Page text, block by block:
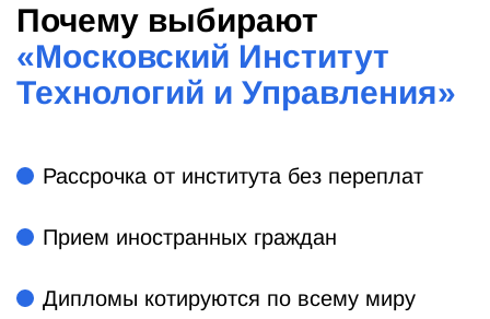
Почему выбирают
«Московский Институт
Технологий и Управления»
Рассрочка от института без переплат
Прием иностранных граждан
Дипломы котируются по всему миру